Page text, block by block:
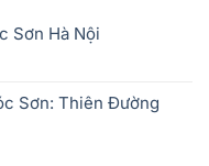
Sơn Hà Nội
Sơn: Thiên Đường